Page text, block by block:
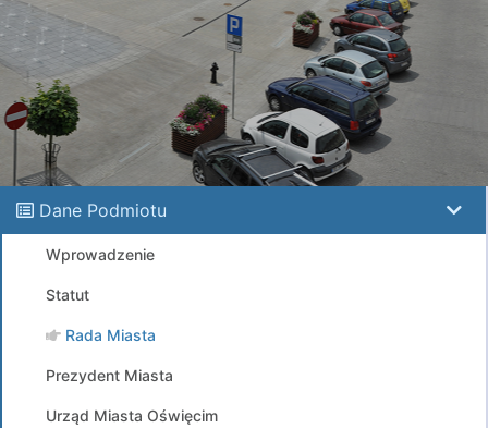
Dane Podmiotu
Wprowadzenie
Statut
Rada Miasta
Prezydent Miasta
Urząd Miasta Oświęcim